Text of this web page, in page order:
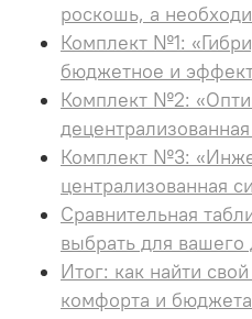
роскошь, а
Комплект №1:
бюджетное и
Комплект №2:
Комплект №3:
централизованная
Сравнительная
выбрать для вашего
Итог: как найти
комфорта и бюджета